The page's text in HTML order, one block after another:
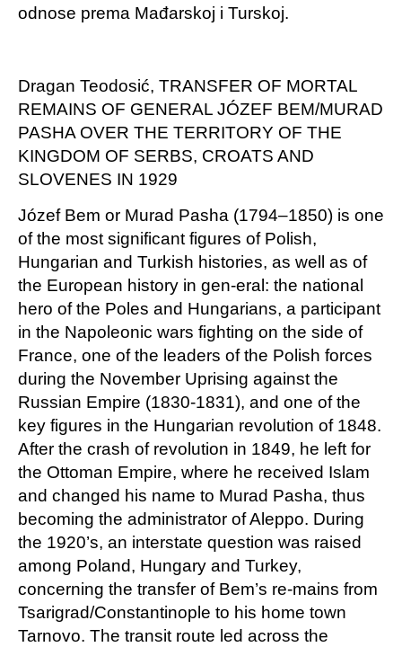
odnose prema Mađarskoj i Turskoj.
Dragan Teodosić, TRANSFER OF MORTAL
REMAINS OF GENERAL JÓZEF BEM/MURAD
PASHA OVER THE TERRITORY OF THE
KINGDOM OF SERBS, CROATS AND
SLOVENES IN 1929
Józef Bem or Murad Pasha (1794–1850) is one
of the most significant figures of Polish,
Hungarian and Turkish histories, as well as of
the European history in gen-eral: the national
hero of the Poles and Hungarians, a participant
in the Napoleonic wars fighting on the side of
France, one of the leaders of the Polish forces
during the November Uprising against the
Russian Empire (1830-1831), and one of the
key figures in the Hungarian revolution of 1848.
After the crash of revolution in 1849, he left for
the Ottoman Empire, where he received Islam
and changed his name to Murad Pasha, thus
becoming the administrator of Aleppo. During
the 1920’s, an interstate question was raised
among Poland, Hungary and Turkey,
concerning the transfer of Bem’s re-mains from
Tsarigrad/Constantinople to his home town
Tarnovo. The transit route led across the